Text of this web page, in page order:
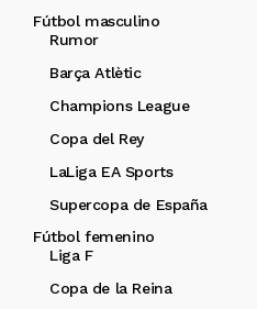
Fútbol masculino
Rumor
Barça Atlètic
Champions League
Copa del Rey
LaLiga EA Sports
Supercopa de España
Fútbol femenino
Liga F
Copa de la Reina